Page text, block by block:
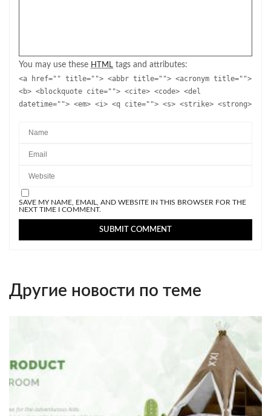
You may use these HTML tags and attributes:
<a href="" title=""> <abbr title=""> <acronym title="">
<b> <blockquote cite=""> <cite> <code> <del
datetime=""> <em> <i> <q cite=""> <s> <strike> <strong>
SAVE MY NAME, EMAIL, AND WEBSITE IN THIS BROWSER FOR THE
NEXT TIME I COMMENT.
Другие новости по теме